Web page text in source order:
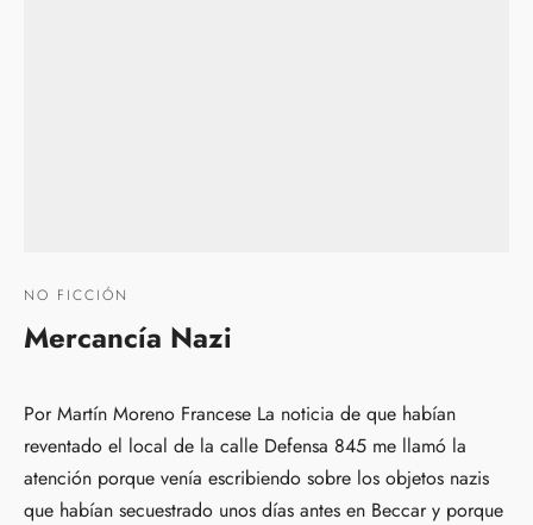
NO FICCIÓN
Mercancía Nazi
Por Martín Moreno Francese La noticia de que habían
reventado el local de la calle Defensa 845 me llamó la
atención porque venía escribiendo sobre los objetos nazis
que habían secuestrado unos días antes en Beccar y porque